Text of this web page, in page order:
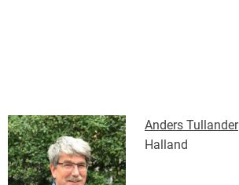
Anders Tullander
Halland